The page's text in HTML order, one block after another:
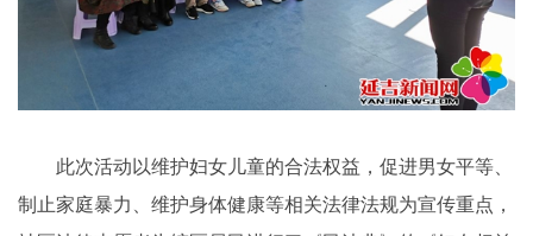
此次活动以维护妇女儿童的合法权益，促进男女平等、
制止家庭暴力、维护身体健康等相关法律法规为宣传重点，